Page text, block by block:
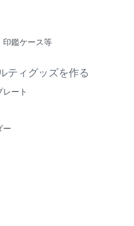
印鑑ケース等
ティグッズを作る
ート
ー